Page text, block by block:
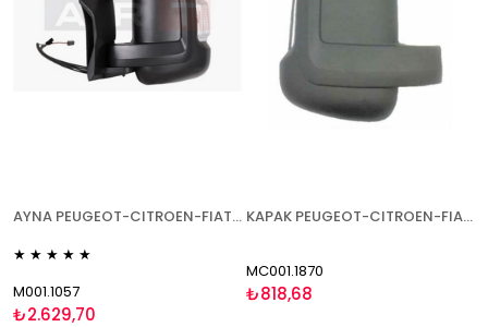
AYNA PEUGEOT-CITROEN-FIAT BOXER-JUMPER-DUCATO 2006- ELEKTRİKLİ ISITMALI SİNYALLİ KISA KOL SAĞ
★ ★ ★ ★ ★
M001.1057
₺2.629,70
KAPAK PEUGEOT-CITROEN-FIAT BOXER-JUMPER-DUCATO 2006- SOL
MC001.1870
₺818,68